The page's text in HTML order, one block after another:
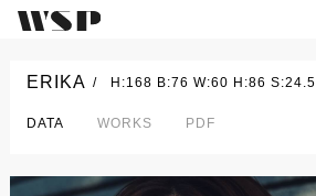
ERIKA H:168 B:76 W:60 H:86 S:24.5
DATA WORKS PDF